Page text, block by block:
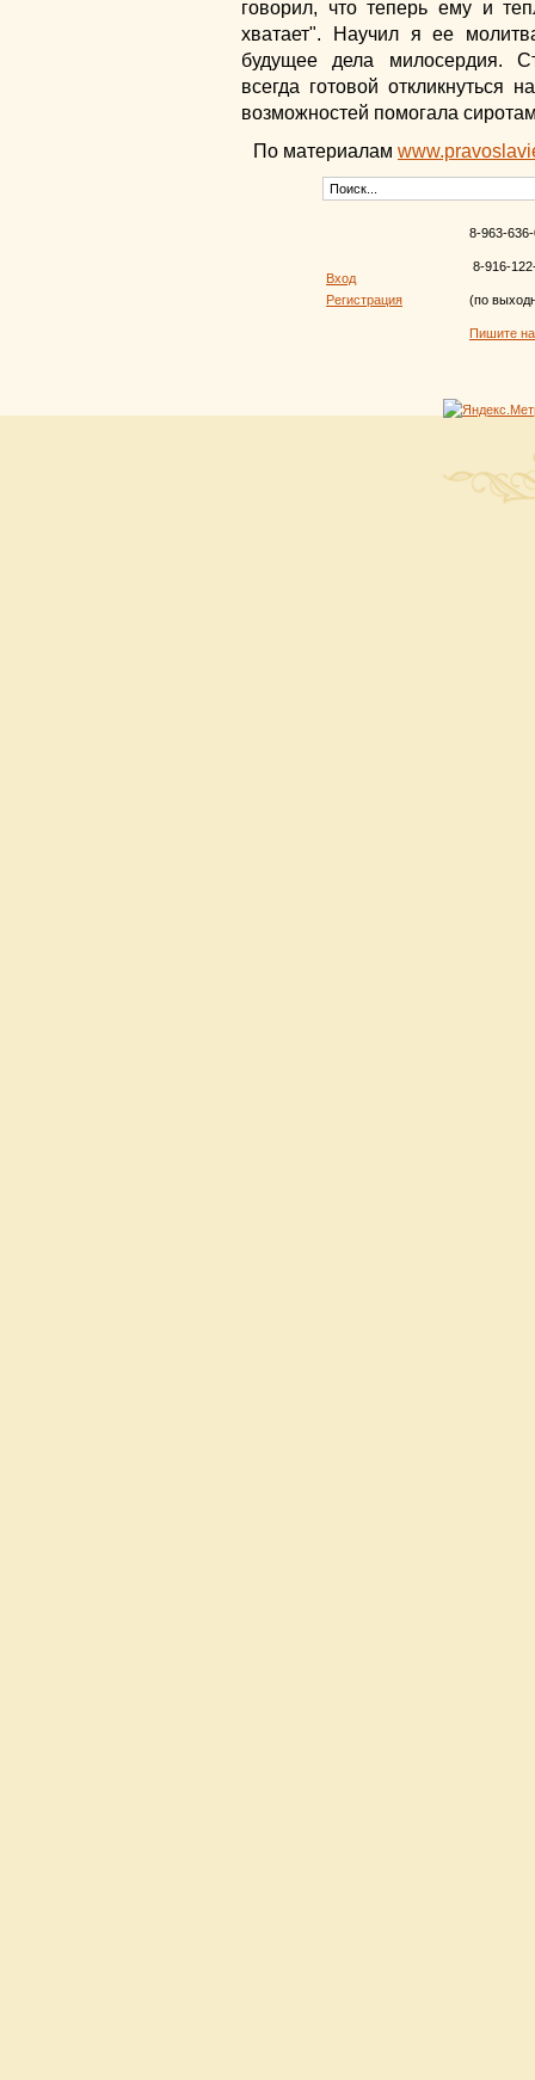
говорил, что теперь ему и
хватает". Научил я ее
будущее дела милосердия.
всегда готовой
возможностей помогала
По материалам
Вход
Регистрация
8-963-
8-916-
(по
Пишите